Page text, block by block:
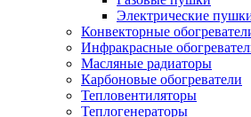
Электрические
Конвекторные
Инфракрасные
Масляные радиаторы
Карбоновые обогреватели
Тепловентиляторы
Теплогенераторы